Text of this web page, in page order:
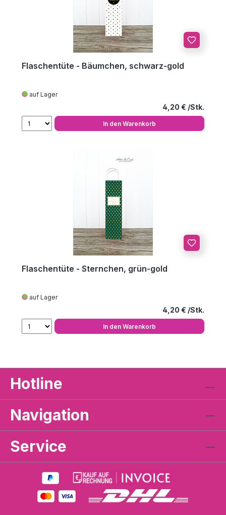
Flaschentüte - Bäumchen, schwarz-gold
auf Lager
Regulärer
4,20 €
In den Warenkorb
Flaschentüte - Sternchen, grün-gold
auf Lager
Regulärer
4,20 €
In den Warenkorb
Hotline
Navigation
Service